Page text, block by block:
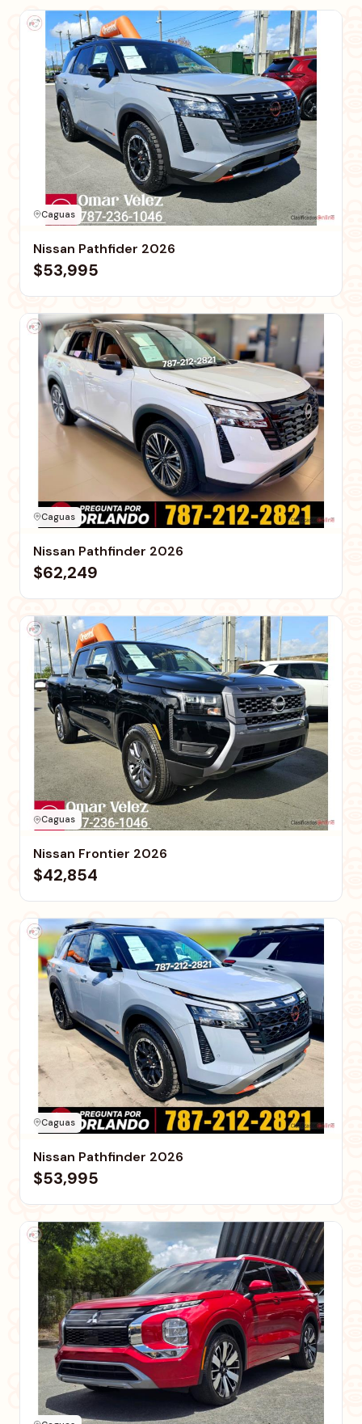
Caguas
Nissan Pathfider 2026
$53,995
Caguas
Nissan Pathfinder 2026
$62,249
Caguas
Nissan Frontier 2026
$42,854
Caguas
Nissan Pathfinder 2026
$53,995